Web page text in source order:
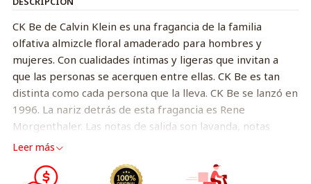
CK Be de Calvin Klein es una fragancia de la familia
olfativa almizcle floral amaderado para hombres y
mujeres. Con cualidades íntimas y ligeras que invitan a
que las personas se acerquen entre ellas. CK Be es tan
distinta como cada persona que la lleva. CK Be se lanzó en
1996. La nariz detrás de esta fragancia es Rene
Morgenthaler. Las notas de salida son lavanda, notas
verdes, menta, mandarina, enebro de Virginia y
orquídea, fresia, durazno y jazmín. Las notas de fondo son
Leer más